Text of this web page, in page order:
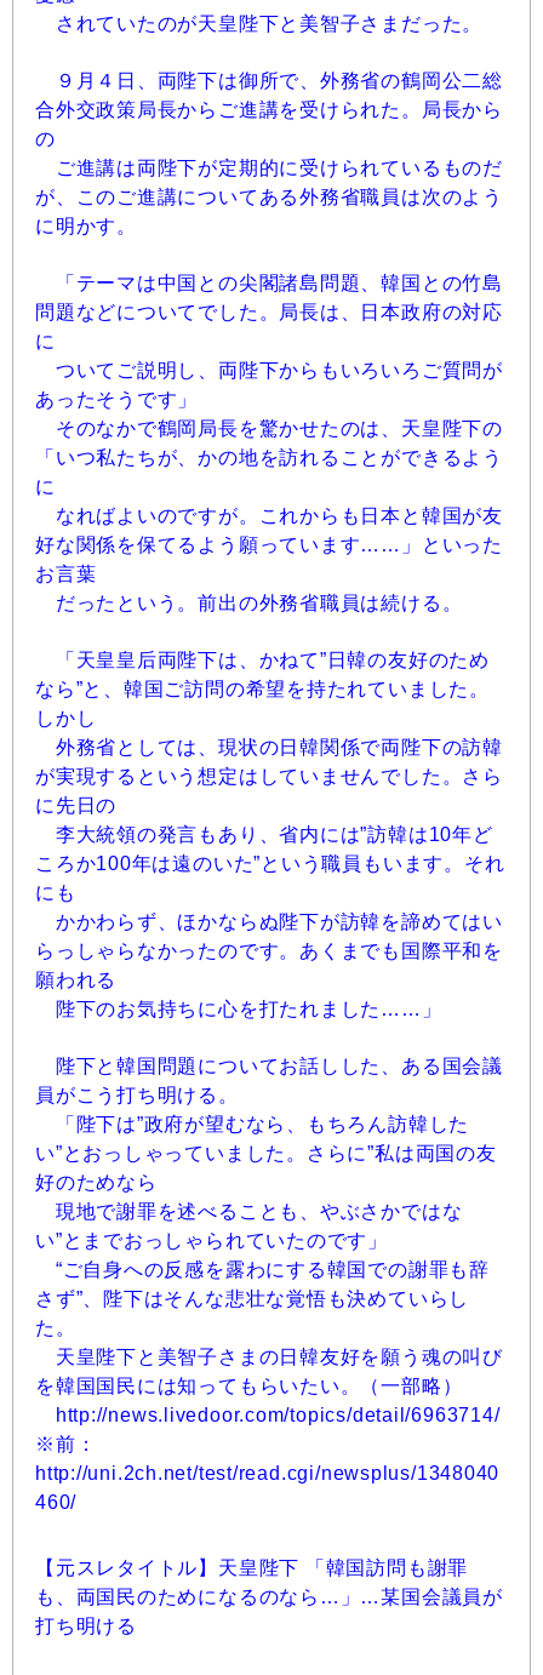
されていたのが天皇陛下と美智子さまだった。
９月４日、両陛下は御所で、外務省の鶴岡公二総
合外交政策局長からご進講を受けられた。局長から
の
ご進講は両陛下が定期的に受けられているものだ
が、このご進講についてある外務省職員は次のよう
に明かす。
「テーマは中国との尖閣諸島問題、韓国との竹島
問題などについてでした。局長は、日本政府の対応
に
ついてご説明し、両陛下からもいろいろご質問が
あったそうです」
そのなかで鶴岡局長を驚かせたのは、天皇陛下の
「いつ私たちが、かの地を訪れることができるよう
に
なればよいのですが。これからも日本と韓国が友
好な関係を保てるよう願っています……」といった
お言葉
だったという。前出の外務省職員は続ける。
「天皇皇后両陛下は、かねて”日韓の友好のため
なら”と、韓国ご訪問の希望を持たれていました。
しかし
外務省としては、現状の日韓関係で両陛下の訪韓
が実現するという想定はしていませんでした。さら
に先日の
李大統領の発言もあり、省内には”訪韓は10年ど
ころか100年は遠のいた”という職員もいます。それ
にも
かかわらず、ほかならぬ陛下が訪韓を諦めてはい
らっしゃらなかったのです。あくまでも国際平和を
願われる
陛下のお気持ちに心を打たれました……」
陛下と韓国問題についてお話しした、ある国会議
員がこう打ち明ける。
「陛下は”政府が望むなら、もちろん訪韓した
い”とおっしゃっていました。さらに”私は両国の友
好のためなら
現地で謝罪を述べることも、やぶさかではな
い”とまでおっしゃられていたのです」
“ご自身への反感を露わにする韓国での謝罪も辞
さず”、陛下はそんな悲壮な覚悟も決めていらし
た。
天皇陛下と美智子さまの日韓友好を願う魂の叫び
を韓国国民には知ってもらいたい。（一部略）
http://news.livedoor.com/topics/detail/6963714/
※前：
http://uni.2ch.net/test/read.cgi/newsplus/1348040
460/
【元スレタイトル】天皇陛下 「韓国訪問も謝罪
も、両国民のためになるのなら…」…某国会議員が
打ち明ける